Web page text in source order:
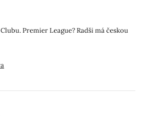
Premier League? Radši má českou